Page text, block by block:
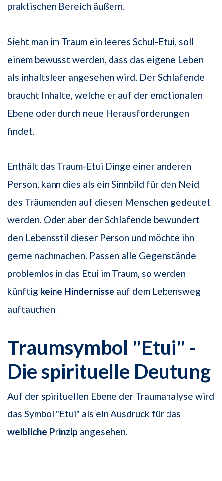
praktischen Bereich äußern.
Sieht man im Traum ein leeres Schul-Etui, soll
einem bewusst werden, dass das eigene Leben
als inhaltsleer angesehen wird. Der Schlafende
braucht Inhalte, welche er auf der emotionalen
Ebene oder durch neue Herausforderungen
findet.
Enthält das Traum-Etui Dinge einer anderen
Person, kann dies als ein Sinnbild für den Neid
des Träumenden auf diesen Menschen gedeutet
werden. Oder aber der Schlafende bewundert
den Lebensstil dieser Person und möchte ihn
gerne nachmachen. Passen alle Gegenstände
problemlos in das Etui im Traum, so werden
künftig keine Hindernisse auf dem Lebensweg
auftauchen.
Traumsymbol "Etui" -
Die spirituelle Deutung
Auf der spirituellen Ebene der Traumanalyse wird
das Symbol "Etui" als ein Ausdruck für das
weibliche Prinzip angesehen.